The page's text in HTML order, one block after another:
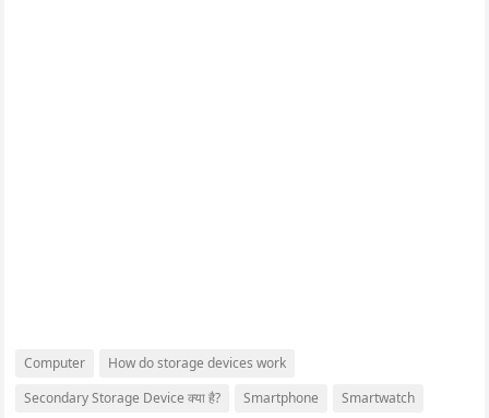
Computer
How do storage devices work
Secondary Storage Device क्या है?
Smartphone
Smartwatch